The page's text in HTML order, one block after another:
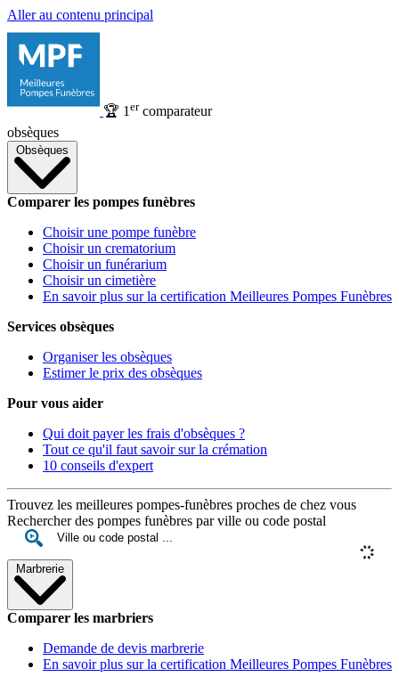
Aller au contenu principal
🏆 1 ercomparateur
obsèques
Obsèques
Comparer les pompes funèbres
Choisir une pompe funèbre
Choisir un crematorium
Choisir un funérarium
Choisir un cimetière
En savoir plus sur la certification Meilleures Pompes Funèbres
Services obsèques
Organiser les obsèques
Estimer le prix des obsèques
Pour vous aider
Qui doit payer les frais d'obsèques ?
Tout ce qu'il faut savoir sur la crémation
10 conseils d'expert
Trouvez les meilleures pompes-funèbres proches de chez vous
Rechercher des pompes funèbres par ville ou code postal
Marbrerie
Comparer les marbriers
Demande de devis marbrerie
En savoir plus sur la certification Meilleures Pompes Funèbres